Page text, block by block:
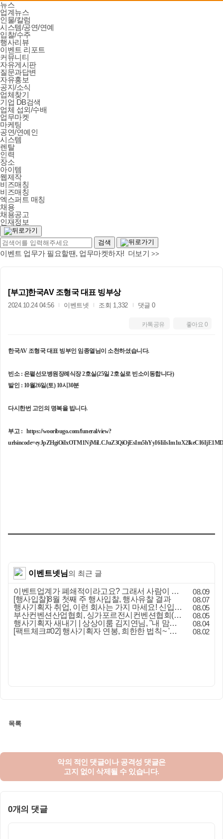
뉴스
업계뉴스
인물/칼럼
시스템/공연/연예
입찰/수주
행사리뷰
이벤트 리포트
커뮤니티
자유게시판
질문과답변
자유홍보
공지/소식
업체찾기
기업 DB검색
업체 섭외/수배
업무마켓
마케팅
공연/연예인
시스템
렌탈
인력
장소
아이템
웹제작
비즈매칭
비즈매칭
엑스퍼트 매칭
채용
채용공고
인재정보
이벤트 업무가 필요할땐, 업무마켓하자! 더보기 >>
[부고]한국AV 조형국 대표 빙부상
2024.10.24 04:56 이벤트넷 조회 1,332 댓글 0
좋아요 0
카톡공유
한국AV 조형국 대표 빙부인 임종열님이 소천하셨습니다.
빈소 : 은폍선모병원장례식장 2호실(25일 2호실로 빈소이동합니다)
발인 : 10월26일(토) 10시30분
다시한번 고인의 명복을 빕니다.
부고 : https://wooribugo.com/funeral/view?
이벤트넷님의 최근 글
이벤트업계가 폐쇄적이라고요? 그래서 사람이 안 옵니다
08.09
[행사입찰]8월 첫째 주 행사입찰, 행사유찰 결과
08.07
행사기획자 취업, 이런 회사는 가지 마세요! 신입이 꼭 알아야 할 5가지 기준[이벤트산업 팩트체크#3]
08.05
부산컨벤션산업협회, 싱가포르전시컨벤션협회(SACEOS)와 업무협약 체결… 아시아 마이스 협력 확대
08.05
행사기획자 새내기 | 상상이룸 김지연님, "내 맘대로, 내 뜻대로 행사를 만든다
08.04
[팩트체크#02] 행사기획자 연봉, 희한한 법칙~ '첨에는 비실, 3년만 지나면 튼실'
08.02
목록
악의 적인 댓글이나 공격성 댓글은
고지 없이 삭제될 수 있습니다.
0개의 댓글